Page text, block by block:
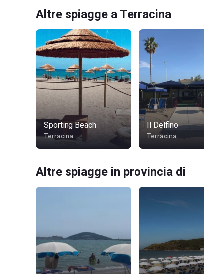
Altre spiagge a Terracina
Sporting Beach
Terracina
Il Delfino
Terracina
Altre spiagge in provincia di